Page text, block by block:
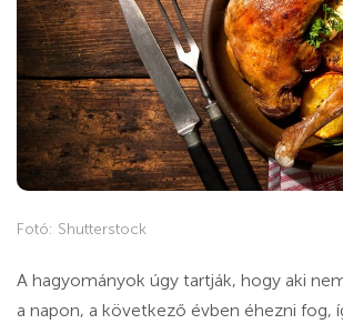
Fotó: Shutterstock
A hagyományok úgy tartják, hogy aki
a napon, a következő évben éhezni fog,